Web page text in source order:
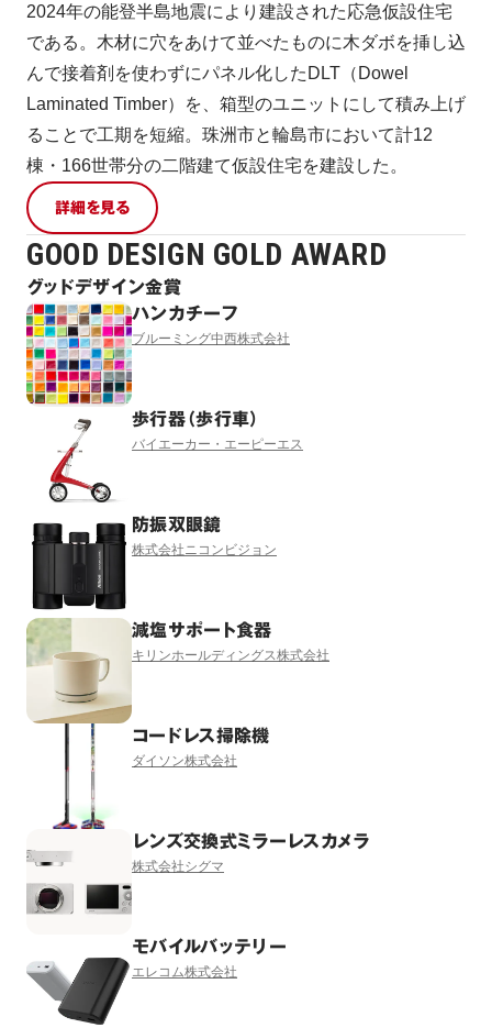
2024年の能登半島地震により建設された応急仮設住宅
である。木材に穴をあけて並べたものに木ダボを挿し込
んで接着剤を使わずにパネル化したDLT（Dowel
Laminated Timber）を、箱型のユニットにして積み上げ
ることで工期を短縮。珠洲市と輪島市において計12
棟・166世帯分の二階建て仮設住宅を建設した。
詳細を見る
GOOD DESIGN GOLD AWARD
グッドデザイン金賞
ハンカチーフ
ブルーミング中西株式会社
歩行器（歩行車）
バイエーカー・エーピーエス
防振双眼鏡
株式会社ニコンビジョン
減塩サポート食器
キリンホールディングス株式会社
コードレス掃除機
ダイソン株式会社
レンズ交換式ミラーレスカメラ
株式会社シグマ
モバイルバッテリー
エレコム株式会社